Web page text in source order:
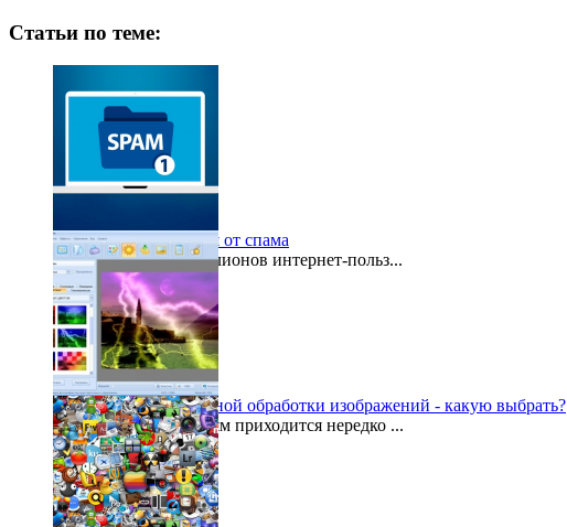
Статьи по теме:
О том, как избавиться от спама
Сегодня десятки миллионов интернет-польз...
2015-11-17
Программа для пакетной обработки изображений - какую выбрать?
Многим пользователям приходится нередко ...
2015-01-11